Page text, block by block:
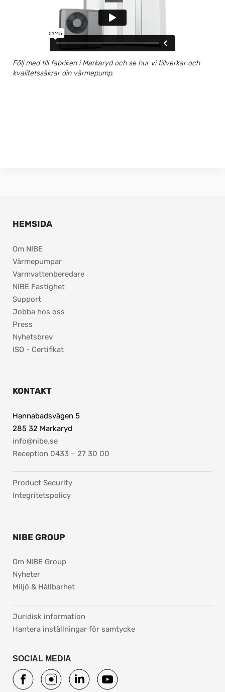
Följ med till fabriken i Markaryd och se hur vi tillverkar och
kvalitetssäkrar din värmepump.
HEMSIDA
Om NIBE
Värmepumpar
Varmvattenberedare
NIBE Fastighet
Support
Jobba hos oss
Press
Nyhetsbrev
ISO - Certifikat
KONTAKT
Hannabadsvägen 5
285 32 Markaryd
info@nibe.se
Reception 0433 – 27 30 00
Product Security
Integritetspolicy
NIBE GROUP
Om NIBE Group
Nyheter
Miljö & Hållbarhet
Juridisk information
Hantera inställningar för samtycke
SOCIAL MEDIA